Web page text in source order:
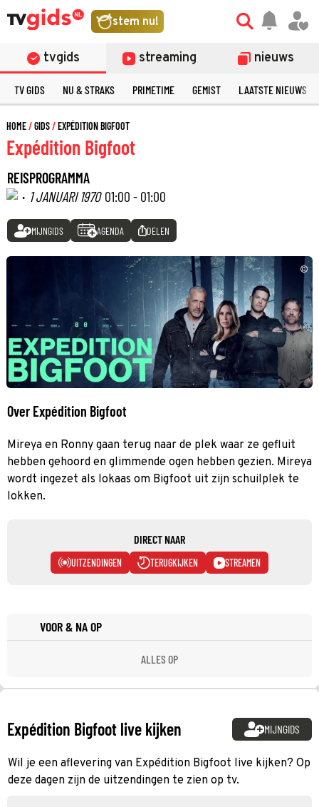
stem nu!
tvgids streaming nieuws
TV GIDS NU & STRAKS PRIMETIME GEMIST LAATSTE NIEUWS
HOME GIDS EXPÉDITION BIGFOOT
Expédition Bigfoot
REISPROGRAMMA
· 1 JANUARI 1970 01:00 - 01:00
MIJNGIDS AGENDA DELEN
©
Over Expédition Bigfoot
Mireya en Ronny gaan terug naar de plek waar ze gefluit
hebben gehoord en glimmende ogen hebben gezien. Mireya
wordt ingezet als lokaas om Bigfoot uit zijn schuilplek te
lokken.
DIRECT NAAR
UITZENDINGEN TERUGKIJKEN STREAMEN
VOOR & NA OP
ALLES OP
Expédition Bigfoot live kijken MIJNGIDS
Wil je een aflevering van Expédition Bigfoot live kijken? Op
deze dagen zijn de uitzendingen te zien op tv.